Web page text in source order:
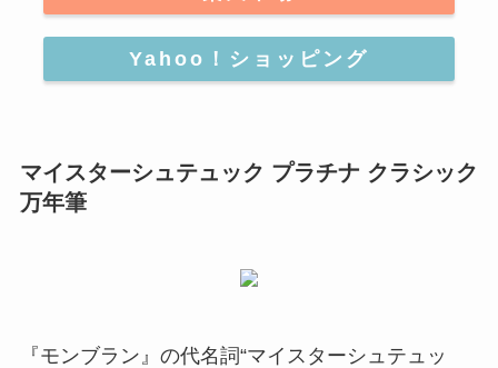
Yahoo！ショッピング
マイスターシュテュック プラチナ クラシック
万年筆
『モンブラン』の代名詞“マイスターシュテュッ